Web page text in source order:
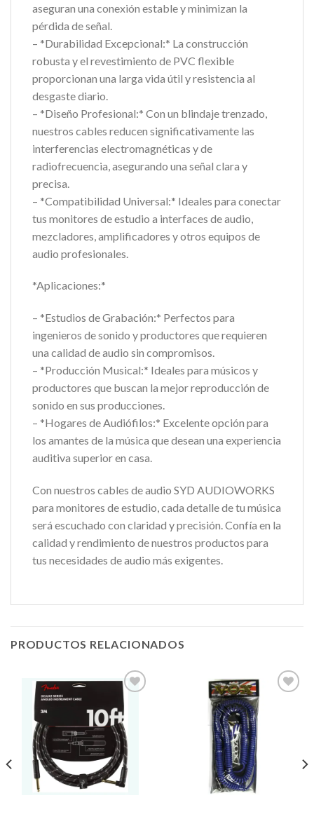
aseguran una conexión estable y minimizan la
pérdida de señal.
– *Durabilidad Excepcional:* La construcción
robusta y el revestimiento de PVC flexible
proporcionan una larga vida útil y resistencia al
desgaste diario.
– *Diseño Profesional:* Con un blindaje trenzado,
nuestros cables reducen significativamente las
interferencias electromagnéticas y de
radiofrecuencia, asegurando una señal clara y
precisa.
– *Compatibilidad Universal:* Ideales para conectar
tus monitores de estudio a interfaces de audio,
mezcladores, amplificadores y otros equipos de
audio profesionales.
*Aplicaciones:*
– *Estudios de Grabación:* Perfectos para
ingenieros de sonido y productores que requieren
una calidad de audio sin compromisos.
– *Producción Musical:* Ideales para músicos y
productores que buscan la mejor reproducción de
sonido en sus producciones.
– *Hogares de Audiófilos:* Excelente opción para
los amantes de la música que desean una experiencia
auditiva superior en casa.
Con nuestros cables de audio SYD AUDIOWORKS
para monitores de estudio, cada detalle de tu música
será escuchado con claridad y precisión. Confía en la
calidad y rendimiento de nuestros productos para
tus necesidades de audio más exigentes.
PRODUCTOS RELACIONADOS
Añadir
a la
lista de
deseos